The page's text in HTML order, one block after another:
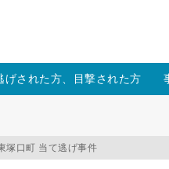
げされた方、目撃された方
塚口町 当て逃げ事件